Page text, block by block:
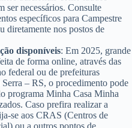
ser necessários. Consulte
específicos para Campestre
diretamente nos postos de
disponíveis: Em 2025, grande
de forma online, através das
federal ou de prefeituras
– RS, o procedimento pode
programa Minha Casa Minha
Caso prefira realizar a
se aos CRAS (Centros de